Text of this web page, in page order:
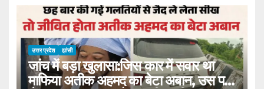
उत्तर प्रदेश झांसी
जांच में बड़ा खुलासा:जिस कार में सवार था
माफिया अतीक अहमद का बेटा अबान, उस पर